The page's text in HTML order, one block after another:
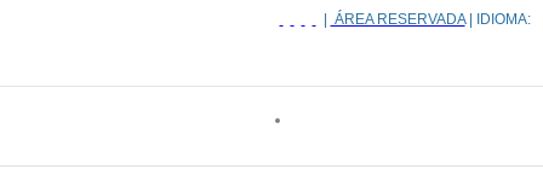
ÁREA RESERVADA| IDIOMA: